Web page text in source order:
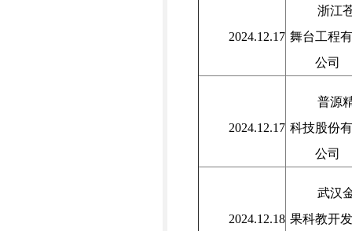
2024.12.17
浙江
舞台工程
公司
2024.12.17
普源
科技股份
公司
2024.12.18
武汉
果科教开